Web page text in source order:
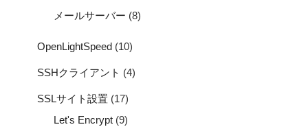
メールサーバー (8)
OpenLightSpeed (10)
SSHクライアント (4)
SSLサイト設置 (17)
Let's Encrypt (9)